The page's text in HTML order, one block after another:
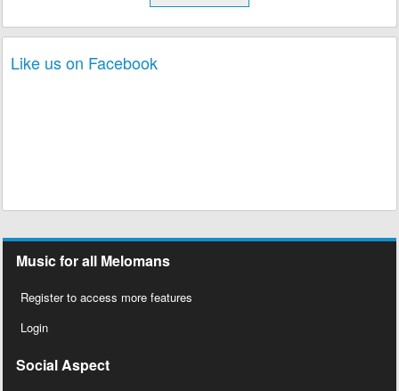
Like us on Facebook
Music for all Melomans
Register to access more features
Login
Social Aspect